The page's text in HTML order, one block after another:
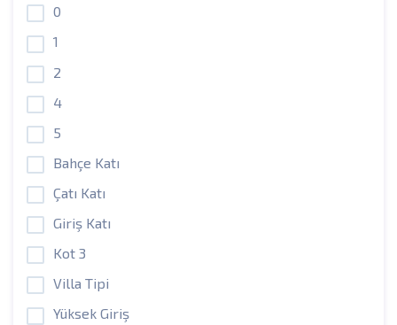
0
1
2
4
5
Bahçe Katı
Çatı Katı
Giriş Katı
Kot 3
Villa Tipi
Yüksek Giriş